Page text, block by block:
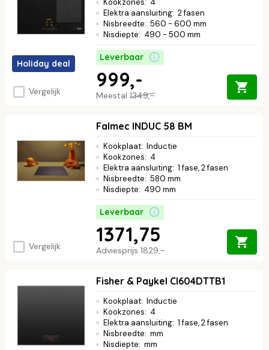
Holiday deal
Vergelijk
Elektra aansluiting: 2 fasen
Nisbreedte: 560 - 600 mm
Nisdiepte: 490 - 500 mm
Leverbaar
Meestal 1349,-
999,-
Vergelijk
Falmec INDUC 58 BM
Kookplaat: Inductie
Kookzones: 4
Elektra aansluiting: 1 fase, 2 fasen
Nisbreedte: 580 mm
Nisdiepte: 490 mm
Leverbaar
Adviesprijs 1829,-
1371,75
Fisher & Paykel CI604DTTB1
Kookplaat: Inductie
Kookzones: 4
Elektra aansluiting: 1 fase, 2 fasen
Nisbreedte: mm
Nisdiepte: mm